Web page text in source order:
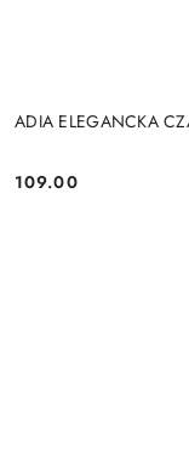
ADIA ELEGANCKA
Cena:
109.00